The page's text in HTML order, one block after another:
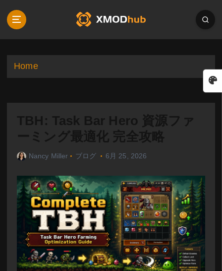
p
Home
TBH: Task Bar Hero 資源ファ
ーミング最適化 完全攻略
Nancy Miller ブログ 6月 25, 2026